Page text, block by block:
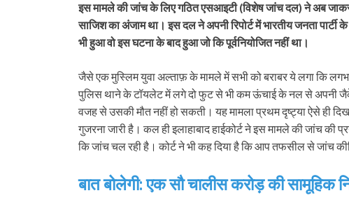
इस मामले की जांच के लिए गठित एसआइटी (विशेष जांच दल) ने अब जाकर
साजिश का अंजाम था। इस दल ने अपनी रिपोर्ट में भारतीय जनता
भी हुआ वो इस घटना के बाद हुआ जो कि पूर्वनियोजित नहीं था।
जैसे एक मुस्लिम युवा अल्ताफ़ के मामले में सभी को बराबर ये लगा कि
पुलिस थाने के टॉयलेट में लगे दो फुट से भी कम ऊंचाई के नल से
वजह से उसकी मौत नहीं हो सकती। यह मामला प्रथम दृष्‍ट्या ऐसे ही
गुजरना जारी है। कल ही इलाहाबाद हाईकोर्ट ने इस मामले की जांच की
कि जांच चल रही है। कोर्ट ने भी कह दिया है कि आप तफसील से जांच
बात बोलेगी: एक सौ चालीस करोड़ की सामूहिक